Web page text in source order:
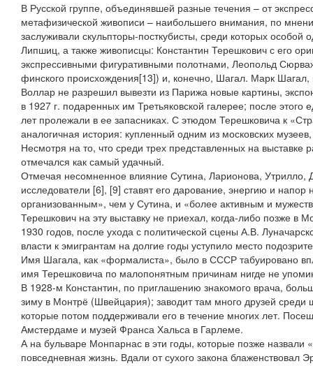
В Русской группе, объединявшей разные течения – от
метафизической живописи – наибольшего внимания, по
заслуживали скульпторы-посткубисты, среди которых
Липшиц, а также живописцы: Константин Терешкович с его
экспрессивными фигуративными полотнами, Леопольд
финского происхождения[13]) и, конечно, Шагал. Марк
Воллар не разрешил вывезти из Парижа новые картины,
в 1927 г. подаренных им Третьяковской галерее; после этого
лет пролежали в ее запасниках. С этюдом Терешковича к
аналогичная история: купленный одним из московских
Несмотря на то, что среди трех представленных на выставке
отмечался как самый удачный.
Отмечая несомненное влияние Сутина, Ларионова, Утрилло,
исследователи [6], [9] ставят его дарование, энергию и
организованным», чем у Сутина, и «более активным и
Терешкович на эту выставку не приехал, когда-либо позже в
1930 годов, после ухода с политической сцены А.В.
власти к эмигрантам на долгие годы уступило место
Имя Шагала, как «формалиста», было в СССР табуировано
имя Терешковича по малопонятным причинам нигде не
В 1928-м Константин, по приглашению знакомого врача,
зиму в Монтрё (Швейцария); заводит там много друзей среди
которые потом поддерживали его в течение многих лет.
Амстердаме и музей Франса Хальса в Гарлеме.
А на бульваре Монпарнас в эти годы, которые позже назвали
повседневная жизнь. Вдали от сухого закона блаженствовал